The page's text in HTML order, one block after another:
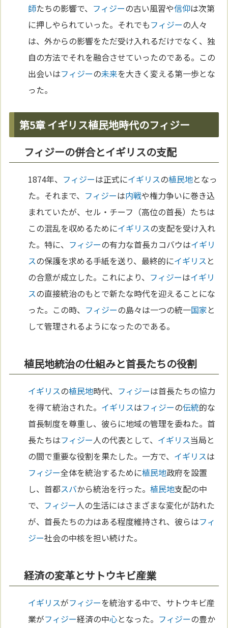
師たちの影響で、 フィジーの古い風習や信仰は次第
に押しやられていった。それでもフィジーの人々
は、外からの影響をただ受け入れるだけでなく、独
自の方法でそれを融合させていったのである。この
出会いはフィジーの未来を大きく変える第一歩とな
った。
第5章 イギリス植民地時代のフィジー
フィジーの併合とイギリスの支配
1874年、 フィジーは正式にイギリスの植民地となっ
た。それまで、 フィジーは内戦や権力争いに巻き込
まれていたが、セル・チーフ（高位の首長）たちは
この混乱を収めるためにイギリスの支配を受け入れ
た。特に、 フィジーの有力な首長カコバウはイギリ
スの保護を求める手紙を送り、最終的にイギリスと
の合意が成立した。これにより、 フィジーはイギリ
スの直接統治のもとで新たな時代を迎えることにな
った。この時、 フィジーの島々は一つの統一国家と
して管理されるようになったのである。
植民地統治の仕組みと首長たちの役割
イギリスの植民地時代、 フィジーは首長たちの協力
を得て統治された。 イギリスはフィジーの伝統的な
首長制度を尊重し、彼らに地域の管理を委ねた。首
長たちはフィジー人の代表として、 イギリス当局と
の間で重要な役割を果たした。一方で、 イギリスは
フィジー全体を統治するために植民地政府を設置
し、首都スバから統治を行った。植民地支配の中
で、 フィジー人の生活にはさまざまな変化が訪れた
が、首長たちの力はある程度維持され、彼らはフィ
ジー社会の中核を担い続けた。
経済の変革とサトウキビ産業
イギリスがフィジーを統治する中で、サトウキビ産
業がフィジー経済の中心となった。 フィジーの豊か